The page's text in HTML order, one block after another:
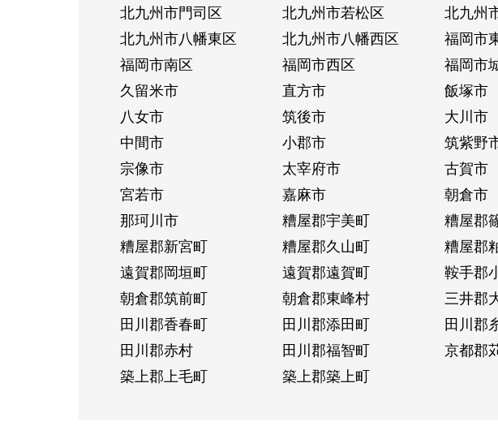
北九州市門司区 北九州市若松区 北九州
北九州市八幡東区
北九州市八幡西区 福岡市
福岡市南区
福岡市西区 福岡市
久留米市
直方市 飯塚市
八女市
筑後市 大川市
中間市
小郡市 筑紫野
宗像市
太宰府市 古賀市
宮若市
嘉麻市 朝倉市
那珂川市
糟屋郡宇美町 糟屋郡
糟屋郡新宮町
糟屋郡久山町 糟屋郡
遠賀郡岡垣町
遠賀郡遠賀町 鞍手郡
朝倉郡筑前町
朝倉郡東峰村 三井郡
田川郡香春町
田川郡添田町 田川郡
田川郡赤村
田川郡福智町 京都郡
築上郡上毛町
築上郡築上町